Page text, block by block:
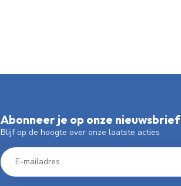
Abonneer je op onze nieuwsbrief
Blijf op de hoogte over onze laatste acties